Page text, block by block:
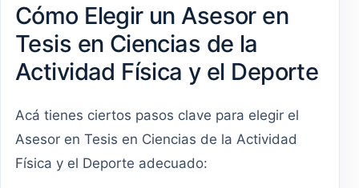
Cómo Elegir un Asesor en
Tesis en Ciencias de la
Actividad Física y el Deporte
Acá tienes ciertos pasos clave para elegir el
Asesor en Tesis en Ciencias de la Actividad
Física y el Deporte adecuado: